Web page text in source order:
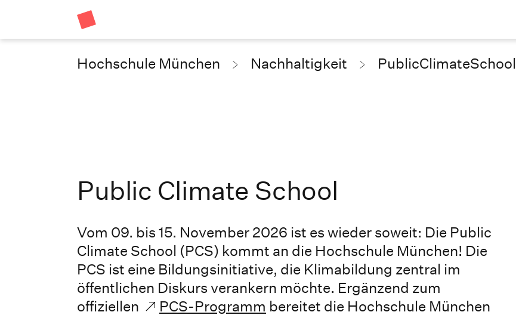
Hochschule München Nachhaltigkeit PublicClimateSchool
Public Climate School
Vom 09. bis 15. November 2026 ist es wieder soweit: Die Public
Climate School (PCS) kommt an die Hochschule München! Die
PCS ist eine Bildungsinitiative, die Klimabildung zentral im
öffentlichen Diskurs verankern möchte. Ergänzend zum
offiziellen
PCS-Programm bereitet die Hochschule München